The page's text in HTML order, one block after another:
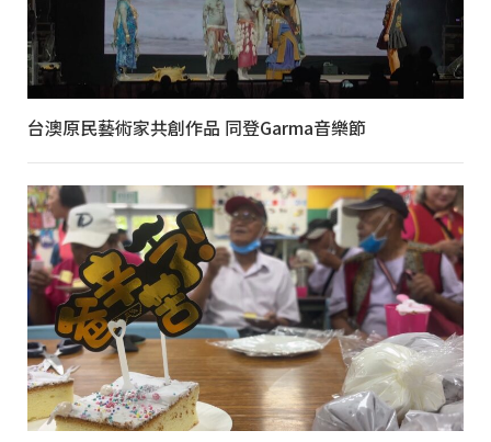
台澳原民藝術家共創作品 同登Garma音樂節